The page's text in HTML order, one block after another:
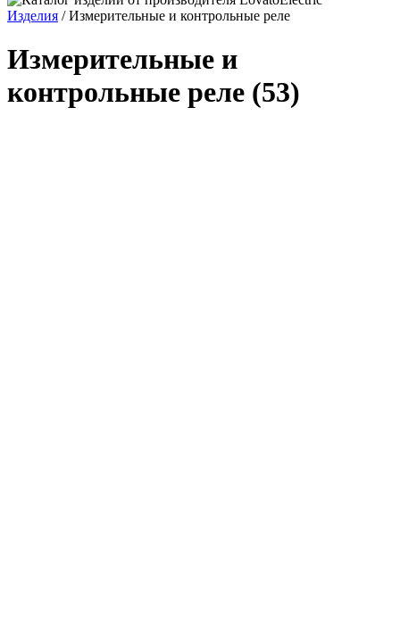
Изделия /Измерительные и контрольные реле
Измерительные и
контрольные реле (53)